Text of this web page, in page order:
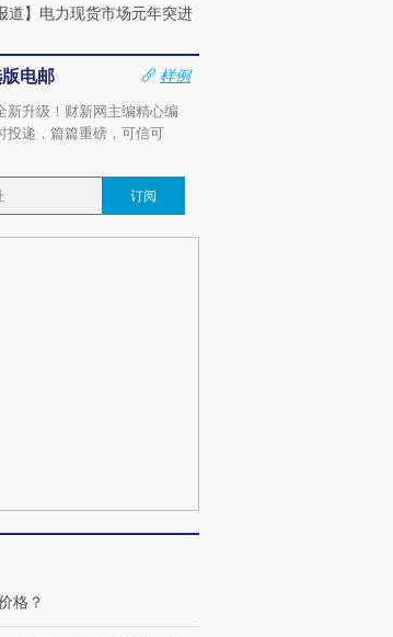
道】电力现货市场元年突进
电邮
样例
新升级！财新网主编精心编
投递，篇篇重磅，可信可
订阅
格？